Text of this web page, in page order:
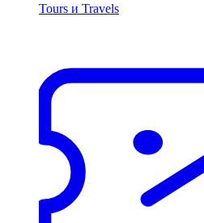
Tours и Travels